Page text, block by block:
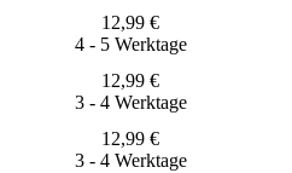
12,99 €
4 - 5 Werktage
12,99 €
3 - 4 Werktage
12,99 €
3 - 4 Werktage